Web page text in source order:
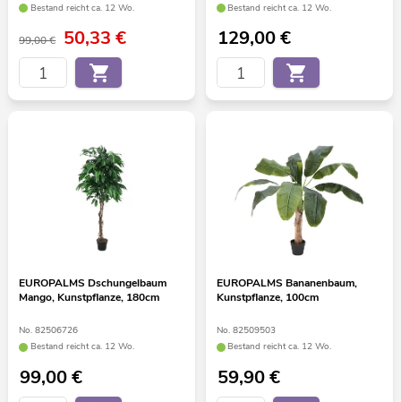
Bestand reicht ca. 12 Wo.
99,00 € 50,33€
Bestand reicht ca. 12 Wo.
129,00€
EUROPALMS Dschungelbaum
Mango, Kunstpflanze, 180cm
No. 82506726
Bestand reicht ca. 12 Wo.
99,00€
EUROPALMS Bananenbaum,
Kunstpflanze, 100cm
No. 82509503
Bestand reicht ca. 12 Wo.
59,90€